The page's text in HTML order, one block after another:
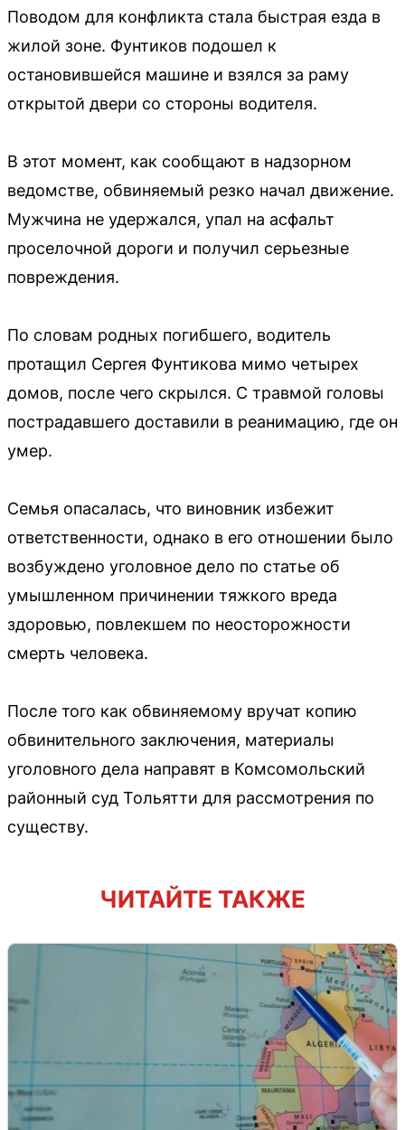
Поводом для конфликта стала быстрая езда в
жилой зоне. Фунтиков подошел к
остановившейся машине и взялся за раму
открытой двери со стороны водителя.
В этот момент, как сообщают в надзорном
ведомстве, обвиняемый резко начал движение.
Мужчина не удержался, упал на асфальт
проселочной дороги и получил серьезные
повреждения.
По словам родных погибшего, водитель
протащил Сергея Фунтикова мимо четырех
домов, после чего скрылся. С травмой головы
пострадавшего доставили в реанимацию, где он
умер.
Семья опасалась, что виновник избежит
ответственности, однако в его отношении было
возбуждено уголовное дело по статье об
умышленном причинении тяжкого вреда
здоровью, повлекшем по неосторожности
смерть человека.
После того как обвиняемому вручат копию
обвинительного заключения, материалы
уголовного дела направят в Комсомольский
районный суд Тольятти для рассмотрения по
существу.
ЧИТАЙТЕ ТАКЖЕ